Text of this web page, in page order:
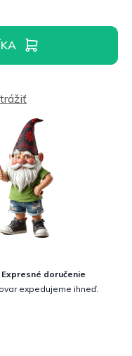
Expresné doručenie
expedujeme ihneď.